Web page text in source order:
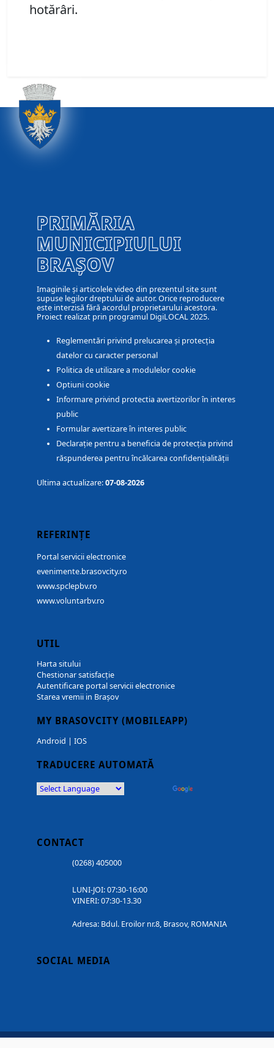
hotărâri.
PRIMĂRIA
MUNICIPIULUI
BRAȘOV
Imaginile și articolele video din prezentul site sunt
supuse legilor dreptului de autor. Orice reproducere
este interzisă fără acordul proprietarului acestora.
Proiect realizat prin programul DigiLOCAL 2025.
Reglementări privind prelucarea și protecția
datelor cu caracter personal
Politica de utilizare a modulelor cookie
Optiuni cookie
Informare privind protectia avertizorilor în interes
public
Formular avertizare în interes public
Declarație pentru a beneficia de protecția privind
răspunderea pentru încălcarea confidențialității
Ultima actualizare:07-08-2026
REFERINȚE
Portal servicii electronice
evenimente.brasovcity.ro
www.spclepbv.ro
www.voluntarbv.ro
UTIL
Harta sitului
Chestionar satisfacție
Autentificare portal servicii electronice
Starea vremii in Brașov
MY BRASOVCITY (MOBILEAPP)
Android | IOS
TRADUCERE AUTOMATĂ
CONTACT
(0268) 405000
LUNI-JOI: 07:30-16:00
VINERI: 07:30-13.30
Adresa: Bdul. Eroilor nr.8, Brasov, ROMANIA
SOCIAL MEDIA